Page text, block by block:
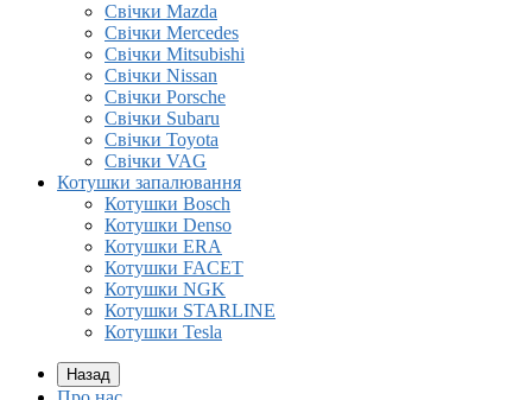
Свічки Mazda
Свічки Mercedes
Свічки Mitsubishi
Свічки Nissan
Свічки Porsche
Свічки Subaru
Свічки Toyota
Свічки VAG
Котушки запалювання
Котушки Bosch
Котушки Denso
Котушки ERA
Котушки FACET
Котушки NGK
Котушки STARLINE
Котушки Tesla
Назад